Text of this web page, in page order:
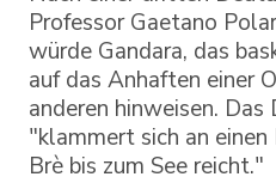
Professor Gaetano
würde Gandara, das
auf das Anhaften einer
anderen hinweisen. Das
"klammert sich an
Brè bis zum See reicht."